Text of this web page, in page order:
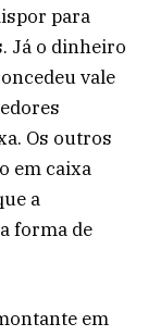
para
Já o dinheiro
vale
Os outros
em caixa
a
forma de
em